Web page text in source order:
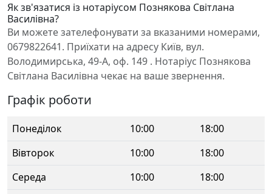
Як зв'язатися із нотаріусом Познякова Світлана
Василівна?
Ви можете зателефонувати за вказаними номерами,
0679822641. Приїхати на адресу Київ, вул.
Володимирська, 49-А, оф. 149 . Нотаріус Познякова
Світлана Василівна чекає на ваше звернення.
Графік роботи
Понеділок 10:00
18:00
Вівторок
10:00
18:00
Середа
10:00
18:00